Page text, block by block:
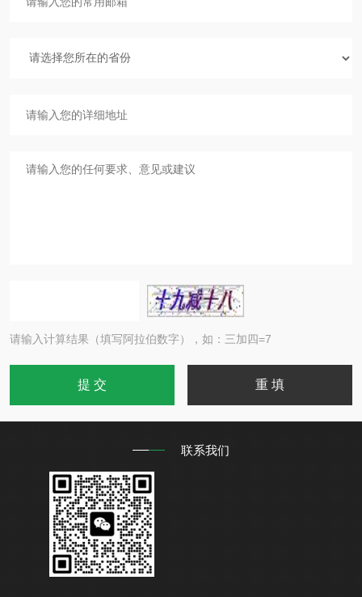
请输入计算结果（填写阿拉伯数字），如：三加四=7
联系我们